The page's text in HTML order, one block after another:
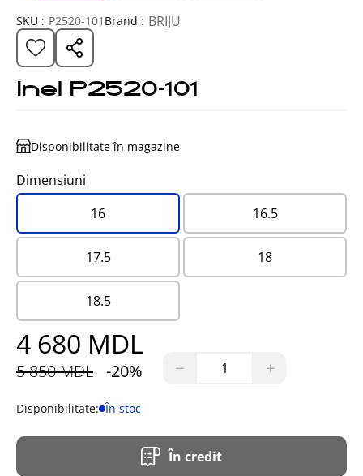
SKU : P2520-101 Brand : BRIJU
Inel P2520-101
Disponibilitate în magazine
Dimensiuni
16
16.5
17.5 18
18.5
4 680 MDL
5 850 MDL -20% − +
Disponibilitate: În stoc
În credit